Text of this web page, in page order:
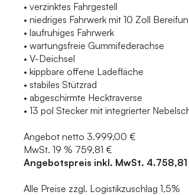
• verzinktes Fahrgestell
• niedriges Fahrwerk mit 10 Zoll
• laufruhiges Fahrwerk
• wartungsfreie Gummifederachse
• V-Deichsel
• kippbare offene Ladefläche
• stabiles Stützrad
• abgeschirmte Hecktraverse
• 13 pol Stecker mit integrierter
Angebot netto 3.999,00 €
MwSt. 19 % 759,81 €
Angebotspreis inkl. MwSt. 4.758,81
Alle Preise zzgl. Logistikzuschlag 1,5%